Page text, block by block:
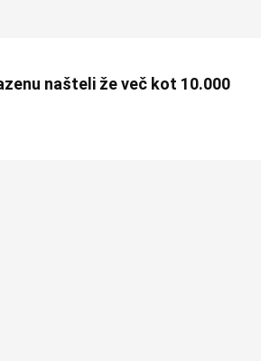
našteli že več kot 10.000